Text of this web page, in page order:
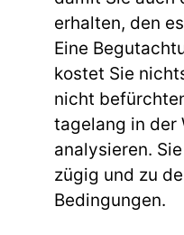
erhalten, den
Eine
kostet Sie
nicht
tagelang in der
analysieren.
zügig und zu
Bedingungen.